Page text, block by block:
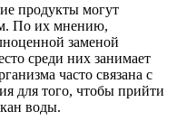
продукты могут
По их мнению,
заменой
среди них занимает
часто связана с
для того, чтобы прийти
воды.